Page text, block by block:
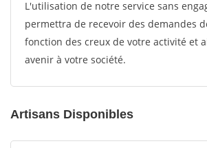
L'utilisation de notre service sans
permettra de recevoir des demandes
fonction des creux de votre activité et
avenir à votre société.
Artisans Disponibles